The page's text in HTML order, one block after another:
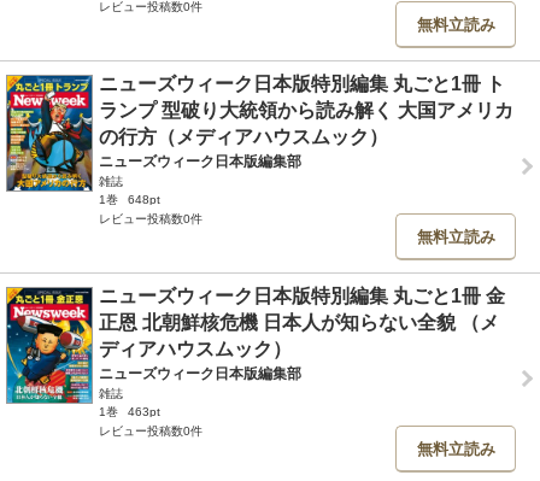
レビュー投稿数0件
無料立読み
ニューズウィーク日本版特別編集 丸ごと1冊 ト
ランプ 型破り大統領から読み解く 大国アメリカ
の行方（メディアハウスムック）
ニューズウィーク日本版編集部
雑誌
1巻
648pt
レビュー投稿数0件
無料立読み
ニューズウィーク日本版特別編集 丸ごと1冊 金
正恩 北朝鮮核危機 日本人が知らない全貌 （メ
ディアハウスムック）
ニューズウィーク日本版編集部
雑誌
1巻
463pt
レビュー投稿数0件
無料立読み